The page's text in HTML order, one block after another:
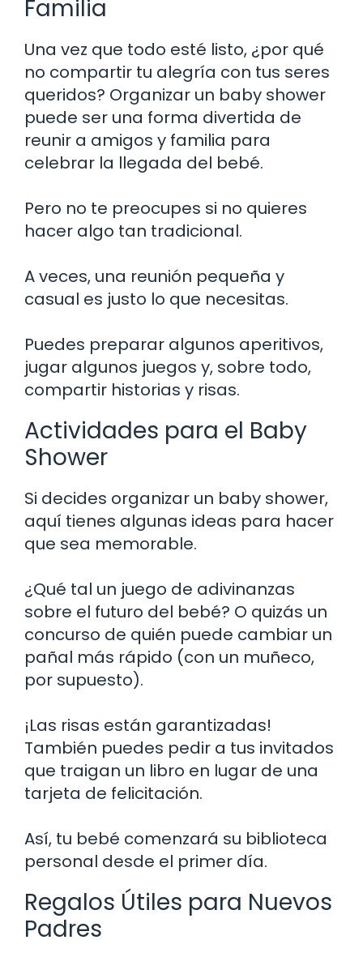
Familia
Una vez que todo esté listo, ¿por qué
no compartir tu alegría con tus seres
queridos? Organizar un baby shower
puede ser una forma divertida de
reunir a amigos y familia para
celebrar la llegada del bebé.
Pero no te preocupes si no quieres
hacer algo tan tradicional.
A veces, una reunión pequeña y
casual es justo lo que necesitas.
Puedes preparar algunos aperitivos,
jugar algunos juegos y, sobre todo,
compartir historias y risas.
Actividades para el Baby
Shower
Si decides organizar un baby shower,
aquí tienes algunas ideas para hacer
que sea memorable.
¿Qué tal un juego de adivinanzas
sobre el futuro del bebé? O quizás un
concurso de quién puede cambiar un
pañal más rápido (con un muñeco,
por supuesto).
¡Las risas están garantizadas!
También puedes pedir a tus invitados
que traigan un libro en lugar de una
tarjeta de felicitación.
Así, tu bebé comenzará su biblioteca
personal desde el primer día.
Regalos Útiles para Nuevos
Padres